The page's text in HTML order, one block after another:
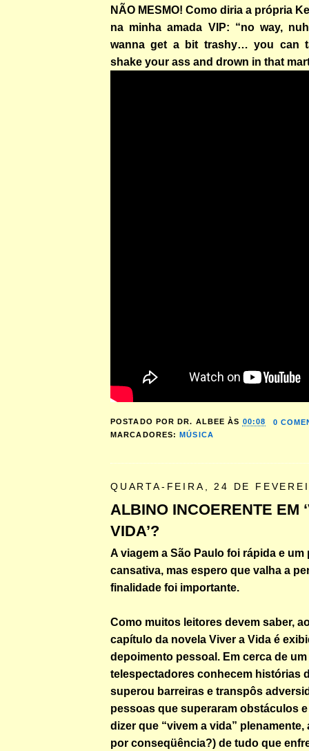
NÃO MESMO! Como diria a própria
na minha amada VIP: “no way,
wanna get a bit trashy… you can
shake your ass and drown in that
POSTADO POR DR. ALBEE ÀS 00:08
0
MARCADORES:
MÚSICA
QUARTA-FEIRA, 24 DE
ALBINO INCOERENTE EM
VIDA’?
A viagem a São Paulo foi rápida e um
cansativa, mas espero que valha a
finalidade foi importante.
Como muitos leitores devem saber,
capítulo da novela Viver a Vida é
depoimento pessoal. Em cerca de
telespectadores conhecem histórias
superou barreiras e transpôs
pessoas que superaram obstáculos
dizer que “vivem a vida” plenamente,
por conseqüência?) de tudo que